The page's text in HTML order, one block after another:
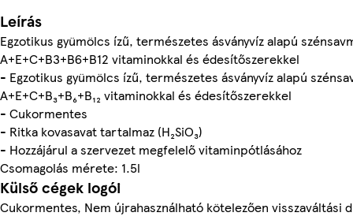
Leírás
Egzotikus gyümölcs ízű, természetes ásványvíz alapú
A+E+C+B3+B6+B12 vitaminokkal és édesítőszerekkel
- Egzotikus gyümölcs ízű, természetes ásványvíz alapú
A+E+C+B₃+B₆+B₁₂ vitaminokkal és édesítőszerekkel
- Cukormentes
- Ritka kovasavat tartalmaz (H₂SiO₃)
- Hozzájárul a szervezet megfelelő vitaminpótlásához
Csomagolás mérete: 1.5l
Külső cégek logói
Cukormentes, Nem újrahasználható kötelezően visszaváltási